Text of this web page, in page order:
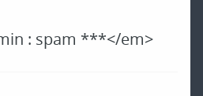
: spam ***</em>